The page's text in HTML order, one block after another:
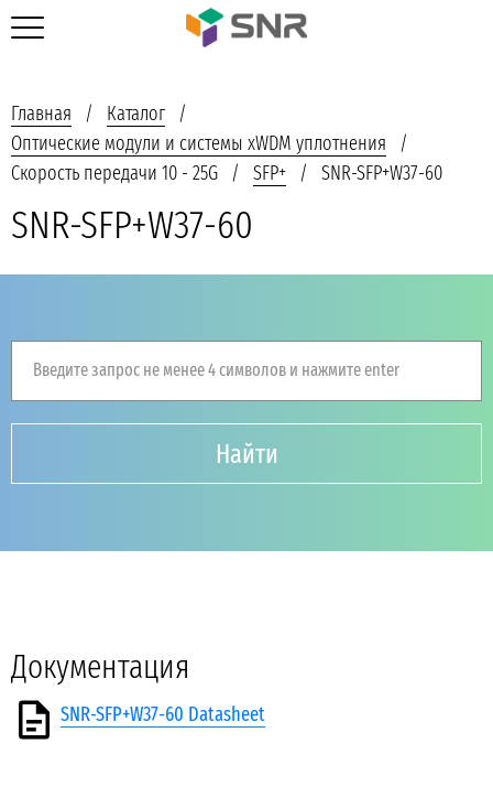
Главная
Каталог
Оптические модули и системы xWDM уплотнения
Скорость передачи 10 - 25G
SFP+ SNR-SFP+W37-60
SNR-SFP+W37-60
Введите запрос не менее 4 символов и нажмите enter
Найти
Документация
SNR-SFP+W37-60 Datasheet